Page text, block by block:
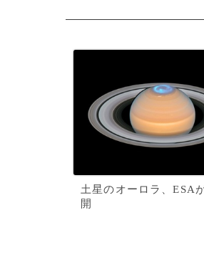
土星のオーロラ、ESA
開